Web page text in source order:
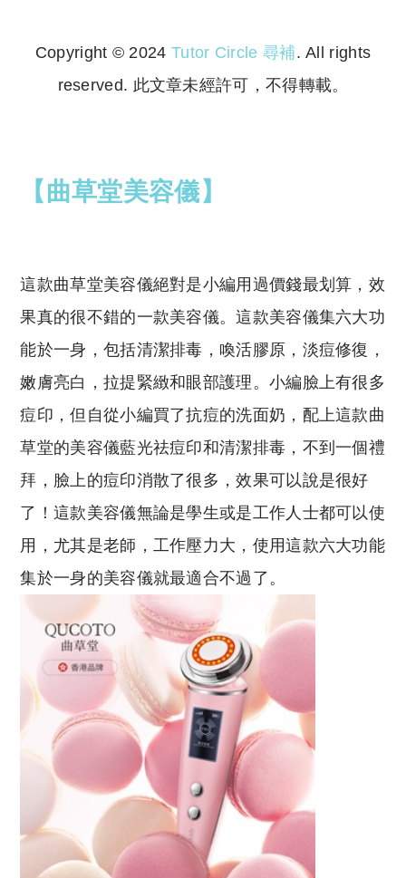
Copyright © 2024 Tutor Circle 尋補. All rights
reserved. 此文章未經許可，不得轉載。
【曲草堂美容儀】
這款曲草堂美容儀絕對是小編用過價錢最划算，效
果真的很不錯的一款美容儀。這款美容儀集六大功
能於一身，包括清潔排毒，喚活膠原，淡痘修復，
嫩膚亮白，拉提緊緻和眼部護理。小編臉上有很多
痘印，但自從小編買了抗痘的洗面奶，配上這款曲
草堂的美容儀藍光祛痘印和清潔排毒，不到一個禮
拜，臉上的痘印消散了很多，效果可以說是很好
了！這款美容儀無論是學生或是工作人士都可以使
用，尤其是老師，工作壓力大，使用這款六大功能
集於一身的美容儀就最適合不過了。